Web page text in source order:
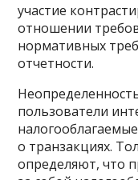
участие
отношении
нормативных
отчетности.
пользователи
о транзакциях.
определяют, что